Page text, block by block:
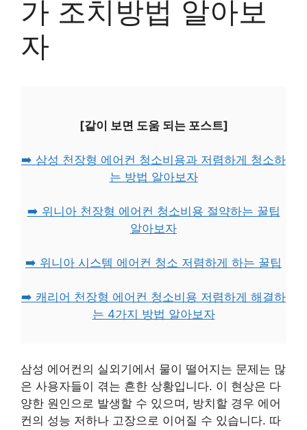
가 조치방법 알아보
자
[같이 보면 도움 되는 포스트]
➡️ 삼성 천장형 에어컨 청소비용과 저렴하게 청소하
는 방법 알아보자
➡️ 위니아 천장형 에어컨 청소비용 절약하는 꿀팁
알아보자
➡️ 위니아 시스템 에어컨 청소 저렴하게 하는 꿀팁
➡️ 캐리어 천장형 에어컨 청소비용 저렴하게 해결하
는 4가지 방법 알아보자
삼성 에어컨의 실외기에서 물이 떨어지는 문제는 많
은 사용자들이 겪는 흔한 상황입니다. 이 현상은 다
양한 원인으로 발생할 수 있으며, 방치할 경우 에어
컨의 성능 저하나 고장으로 이어질 수 있습니다. 따